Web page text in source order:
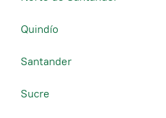
Quindío
Santander
Sucre